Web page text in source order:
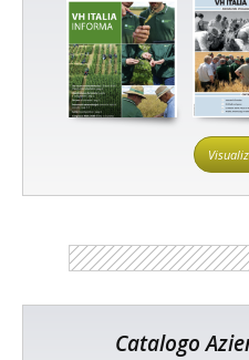
Catalogo